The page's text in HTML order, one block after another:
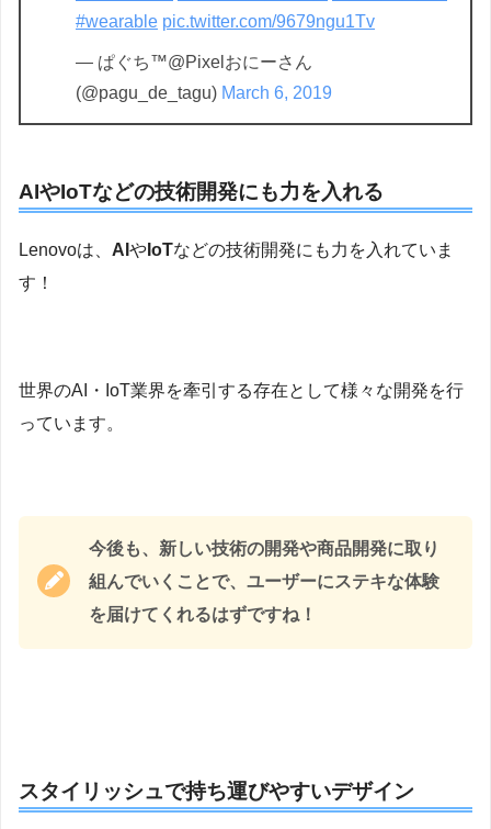
#wearable pic.twitter.com/9679ngu1Tv
— ぱぐち™@Pixelおにーさん
(@pagu_de_tagu) March 6, 2019
AIやIoTなどの技術開発にも力を入れる
Lenovoは、 AI や IoTなどの技術開発にも力を入れていま
す！
世界のAI・IoT業界を牽引する存在として様々な開発を行
っています。
今後も、新しい技術の開発や商品開発に取り
組んでいくことで、ユーザーにステキな体験
を届けてくれるはずですね！
スタイリッシュで持ち運びやすいデザイン